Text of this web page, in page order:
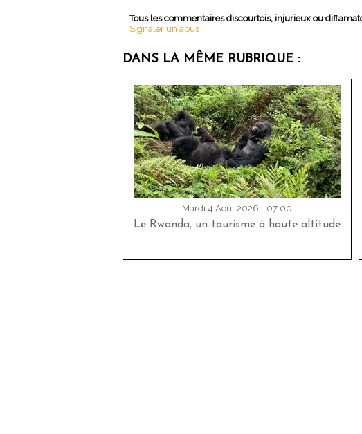
Tous les commentaires discourtois, injurieux ou
Signaler un abus
DANS LA MÊME RUBRIQUE :
Mardi 4 Août 2026 - 07:00
Le Rwanda, un tourisme à haute altitude